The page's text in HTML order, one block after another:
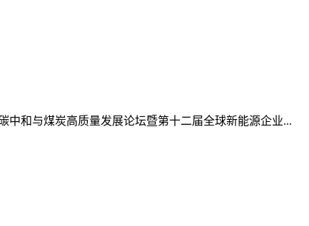
中和与煤炭高质量发展论坛暨第十二届全球新能源企业...